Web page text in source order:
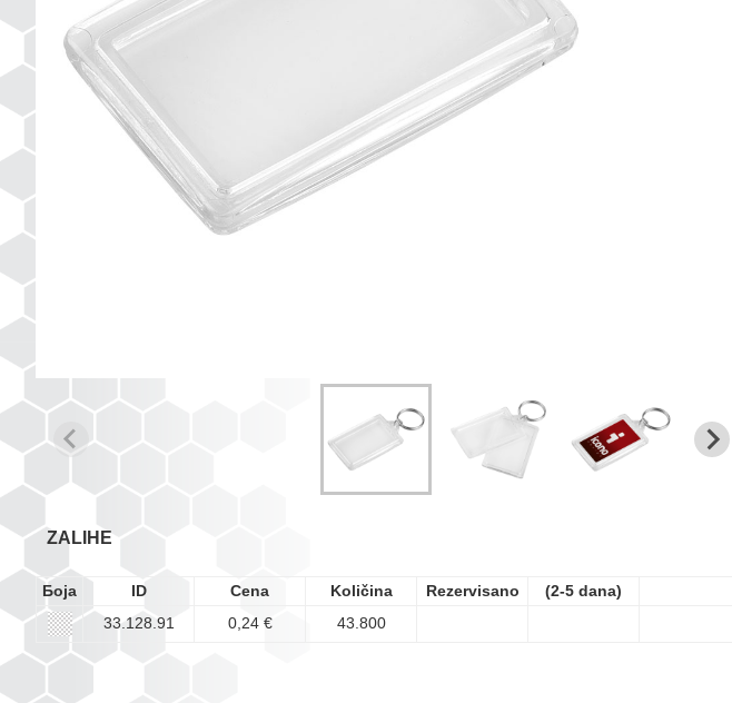
ZALIHE
Боја ID Cena Količina Rezervisano (2-5 dana)
33.128.91
0,24 € 43.800